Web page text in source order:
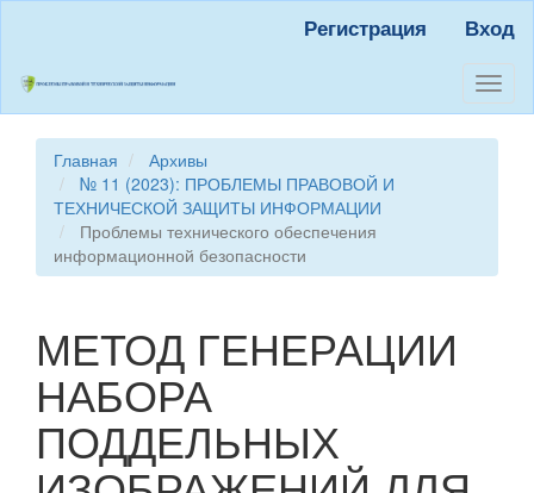
содержанию
навигация
Основное
содержание
Боковая
панель
Регистрация Вход
Главная
Архивы
№ 11 (2023): ПРОБЛЕМЫ ПРАВОВОЙ И
ТЕХНИЧЕСКОЙ ЗАЩИТЫ ИНФОРМАЦИИ
Проблемы технического обеспечения
информационной безопасности
МЕТОД ГЕНЕРАЦИИ
НАБОРА
ПОДДЕЛЬНЫХ